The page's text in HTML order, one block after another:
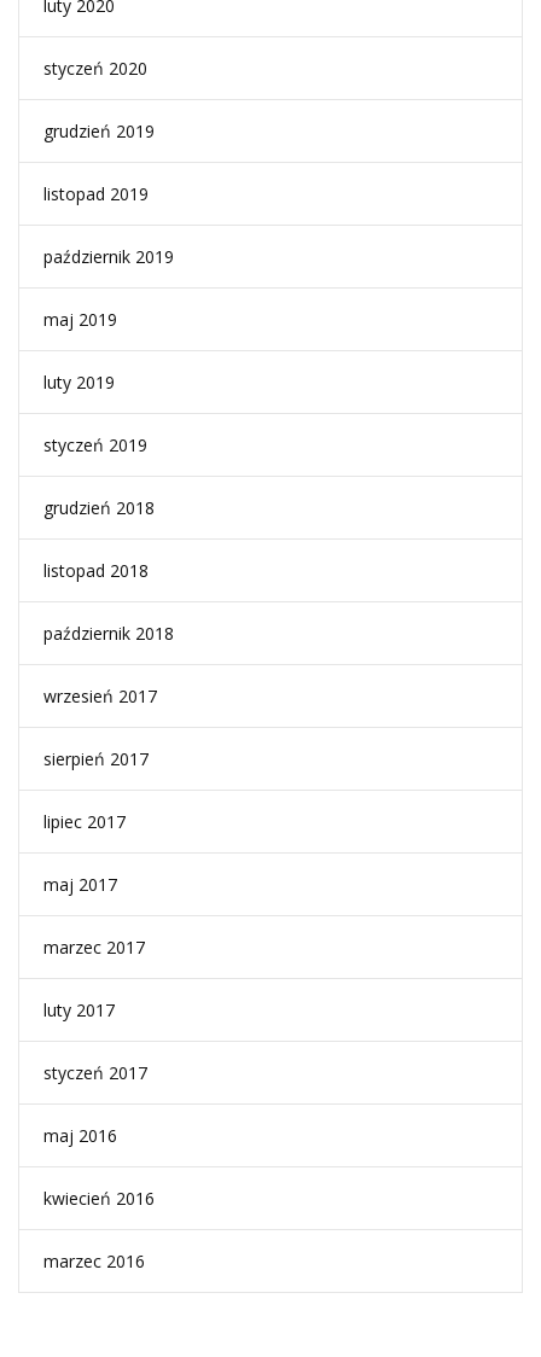
luty 2020
styczeń 2020
grudzień 2019
listopad 2019
październik 2019
maj 2019
luty 2019
styczeń 2019
grudzień 2018
listopad 2018
październik 2018
wrzesień 2017
sierpień 2017
lipiec 2017
maj 2017
marzec 2017
luty 2017
styczeń 2017
maj 2016
kwiecień 2016
marzec 2016